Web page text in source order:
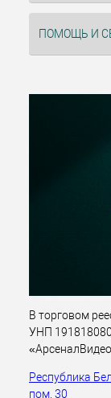
ПОМОЩЬ И
В торговом
УНП
Республика
пом. 30